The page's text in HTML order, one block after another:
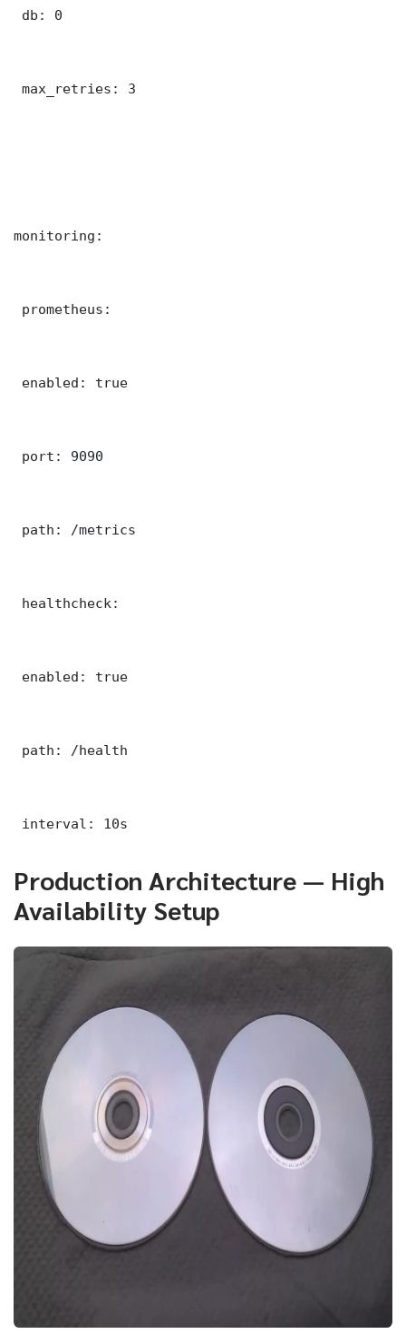
db: 0
max_retries: 3
monitoring:
prometheus:
enabled: true
port: 9090
path: /metrics
healthcheck:
enabled: true
path: /health
interval: 10s
Production Architecture — High
Availability Setup